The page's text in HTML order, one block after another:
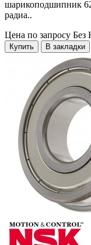
шарикоподшипник
радиа..
Цена по запросу Без
Купить В закладки